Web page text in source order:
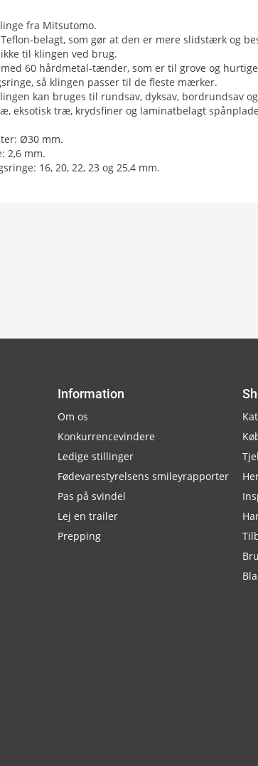
fra Mitsutomo.
belagt, som gør at den er mere slidstærk og
til klingen ved brug.
60 hårdmetal-tænder, som er til grove og
så klingen passer til de fleste mærker.
kan bruges til rundsav, dyksav, bordrundsav
eksotisk træ, krydsfiner og laminatbelagt
Ø30 mm.
2,6 mm.
16, 20, 22, 23 og 25,4 mm.
Information
Om os
Konkurrencevindere
Ledige stillinger
Fødevarestyrelsens smileyrapporter
Pas på svindel
Lej en trailer
Prepping